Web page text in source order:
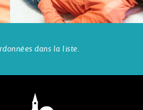
dans la liste.